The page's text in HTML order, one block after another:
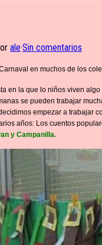
ale·Sin comentarios
en muchos de los
en la que lo niños viven
se pueden trabajar
empezar a trabajar
años: Los cuentos
y Campanilla.